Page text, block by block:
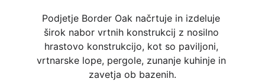
Podjetje Border Oak načrtuje in izdeluje
širok nabor vrtnih konstrukcij z nosilno
hrastovo konstrukcijo, kot so paviljoni,
vrtnarske lope, pergole, zunanje kuhinje in
zavetja ob bazenih.